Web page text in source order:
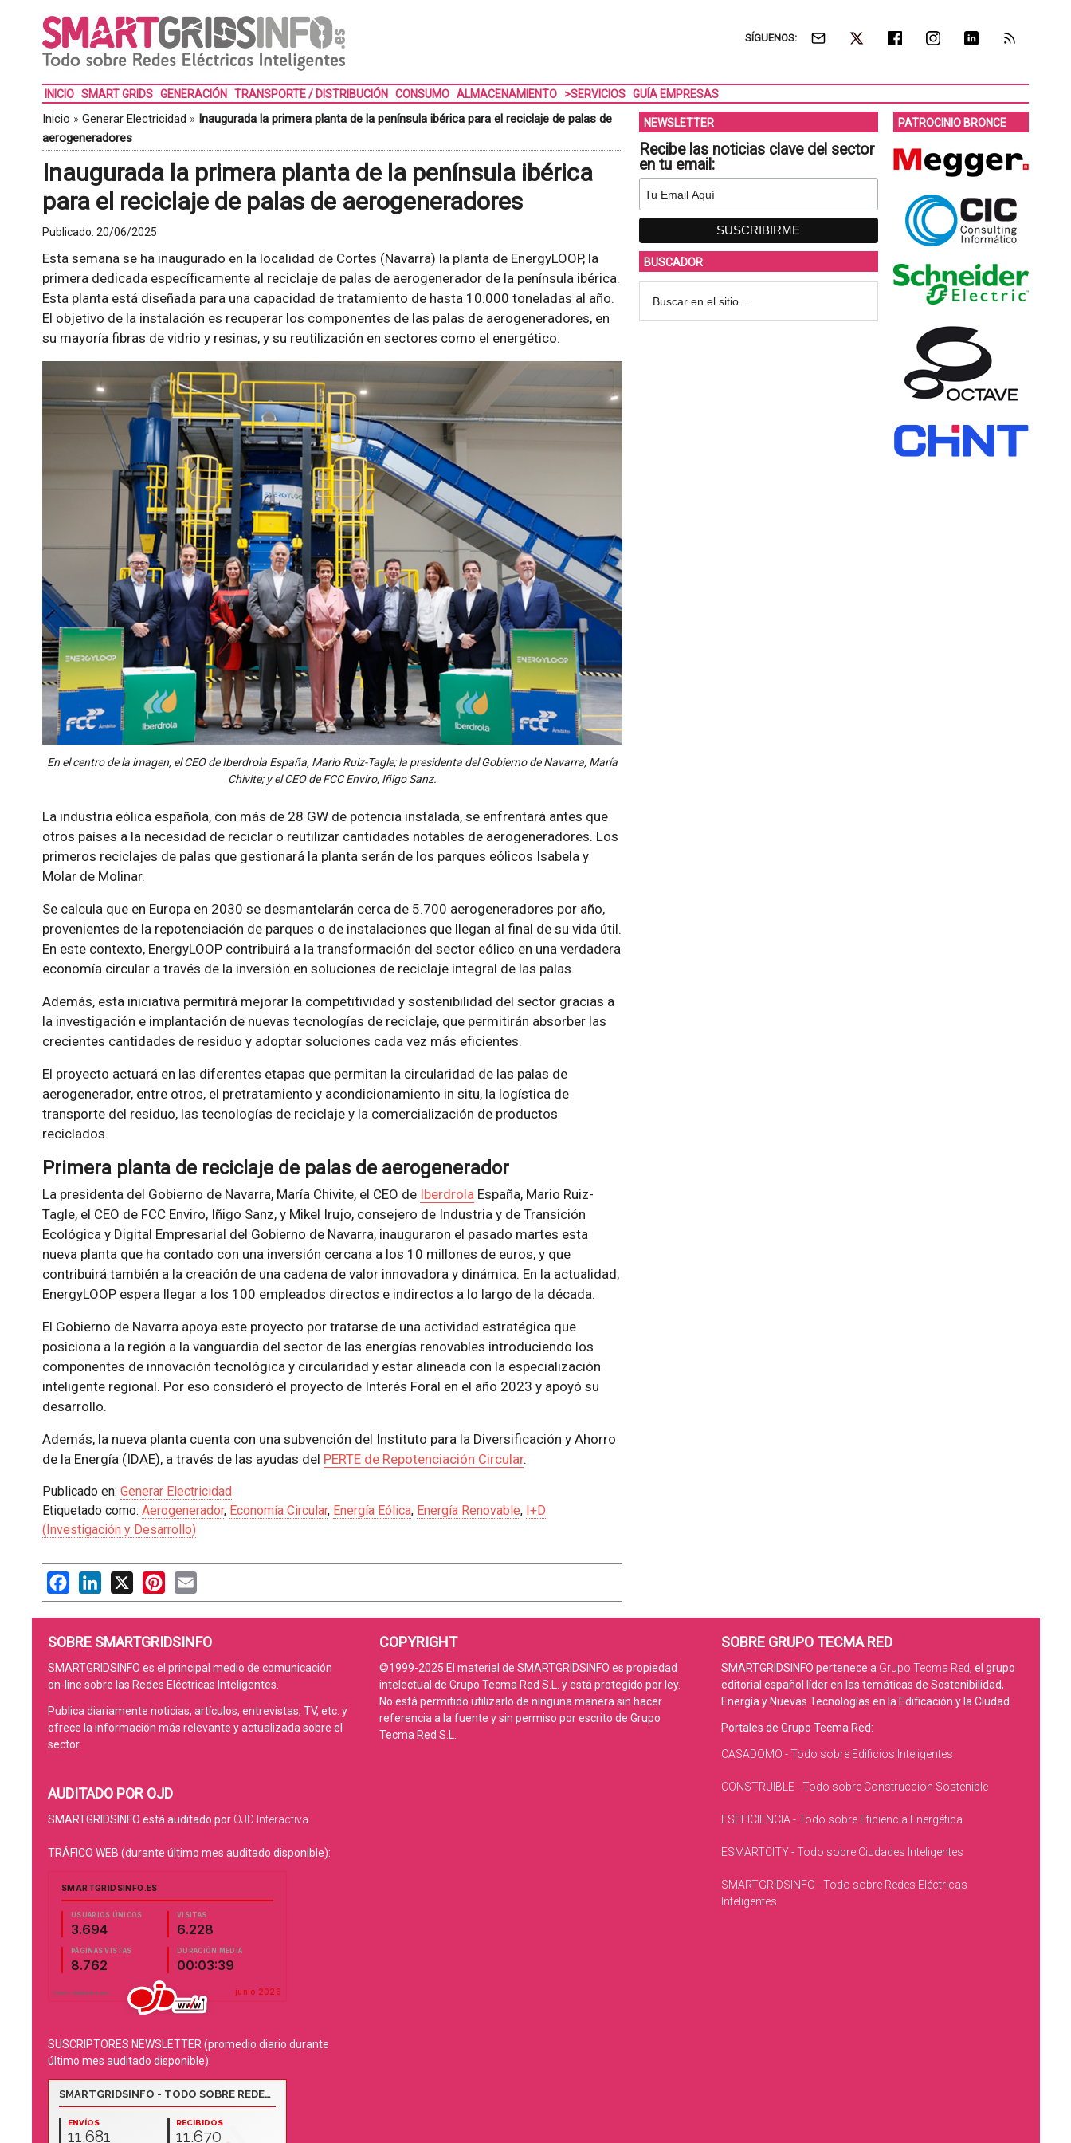
SÍGUENOS:
INICIO SMART GRIDS GENERACIÓN TRANSPORTE / DISTRIBUCIÓN CONSUMO ALMACENAMIENTO >SERVICIOS GUÍA EMPRESAS
Inicio » Generar Electricidad » Inaugurada la primera planta de la península ibérica para el reciclaje de palas de
aerogeneradores
Inaugurada la primera planta de la península ibérica
para el reciclaje de palas de aerogeneradores
Publicado: 20/06/2025
Esta semana se ha inaugurado en la localidad de Cortes (Navarra) la planta de EnergyLOOP, la
primera dedicada específicamente al reciclaje de palas de aerogenerador de la península ibérica.
Esta planta está diseñada para una capacidad de tratamiento de hasta 10.000 toneladas al año.
El objetivo de la instalación es recuperar los componentes de las palas de aerogeneradores, en
su mayoría fibras de vidrio y resinas, y su reutilización en sectores como el energético.
En el centro de la imagen, el CEO de Iberdrola España, Mario Ruiz-Tagle; la presidenta del Gobierno de Navarra, María
Chivite; y el CEO de FCC Enviro, Iñigo Sanz.
La industria eólica española, con más de 28 GW de potencia instalada, se enfrentará antes que
otros países a la necesidad de reciclar o reutilizar cantidades notables de aerogeneradores. Los
primeros reciclajes de palas que gestionará la planta serán de los parques eólicos Isabela y
Molar de Molinar.
Se calcula que en Europa en 2030 se desmantelarán cerca de 5.700 aerogeneradores por año,
provenientes de la repotenciación de parques o de instalaciones que llegan al final de su vida útil.
En este contexto, EnergyLOOP contribuirá a la transformación del sector eólico en una verdadera
economía circular a través de la inversión en soluciones de reciclaje integral de las palas.
Además, esta iniciativa permitirá mejorar la competitividad y sostenibilidad del sector gracias a
la investigación e implantación de nuevas tecnologías de reciclaje, que permitirán absorber las
crecientes cantidades de residuo y adoptar soluciones cada vez más eficientes.
El proyecto actuará en las diferentes etapas que permitan la circularidad de las palas de
aerogenerador, entre otros, el pretratamiento y acondicionamiento in situ, la logística de
transporte del residuo, las tecnologías de reciclaje y la comercialización de productos
reciclados.
Primera planta de reciclaje de palas de aerogenerador
La presidenta del Gobierno de Navarra, María Chivite, el CEO de IberdrolaEspaña, Mario Ruiz-
Tagle, el CEO de FCC Enviro, Iñigo Sanz, y Mikel Irujo, consejero de Industria y de Transición
Ecológica y Digital Empresarial del Gobierno de Navarra, inauguraron el pasado martes esta
nueva planta que ha contado con una inversión cercana a los 10 millones de euros, y que
contribuirá también a la creación de una cadena de valor innovadora y dinámica. En la actualidad,
EnergyLOOP espera llegar a los 100 empleados directos e indirectos a lo largo de la década.
El Gobierno de Navarra apoya este proyecto por tratarse de una actividad estratégica que
posiciona a la región a la vanguardia del sector de las energías renovables introduciendo los
componentes de innovación tecnológica y circularidad y estar alineada con la especialización
inteligente regional. Por eso consideró el proyecto de Interés Foral en el año 2023 y apoyó su
desarrollo.
Además, la nueva planta cuenta con una subvención del Instituto para la Diversificación y Ahorro
de la Energía (IDAE), a través de las ayudas del PERTE de Repotenciación Circular.
Publicado en: Generar Electricidad
Etiquetado como: Aerogenerador, Economía Circular, Energía Eólica, Energía Renovable, I+D
(Investigación y Desarrollo)
FacebookLinkedIn Pinterest
NEWSLETTER
Recibe las noticias clave del sector
en tu email:
BUSCADOR
PATROCINIO BRONCE
SOBRE SMARTGRIDSINFO
SMARTGRIDSINFO es el principal medio de comunicación
on-line sobre las Redes Eléctricas Inteligentes.
Publica diariamente noticias, artículos, entrevistas, TV, etc. y
ofrece la información más relevante y actualizada sobre el
sector.
AUDITADO POR OJD
SMARTGRIDSINFO está auditado por OJD Interactiva.
TRÁFICO WEB (durante último mes auditado disponible):
SUSCRIPTORES NEWSLETTER (promedio diario durante
último mes auditado disponible):
COPYRIGHT
©1999-2025 El material de SMARTGRIDSINFO es propiedad
intelectual de Grupo Tecma Red S.L. y está protegido por ley.
No está permitido utilizarlo de ninguna manera sin hacer
referencia a la fuente y sin permiso por escrito de Grupo
Tecma Red S.L.
SOBRE GRUPO TECMA RED
SMARTGRIDSINFO pertenece a Grupo Tecma Red, el grupo
editorial español líder en las temáticas de Sostenibilidad,
Energía y Nuevas Tecnologías en la Edificación y la Ciudad.
Portales de Grupo Tecma Red:
CASADOMO - Todo sobre Edificios Inteligentes
CONSTRUIBLE - Todo sobre Construcción Sostenible
ESEFICIENCIA - Todo sobre Eficiencia Energética
ESMARTCITY - Todo sobre Ciudades Inteligentes
SMARTGRIDSINFO - Todo sobre Redes Eléctricas
Inteligentes